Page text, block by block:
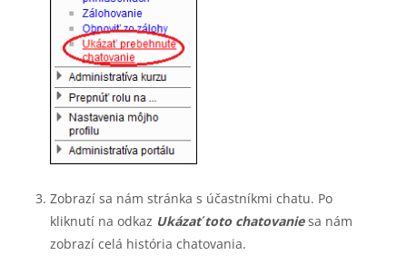
Zobrazí sa nám stránka s účastníkmi chatu. Po
kliknutí na odkaz Ukázať toto chatovaniesa nám
zobrazí celá história chatovania.